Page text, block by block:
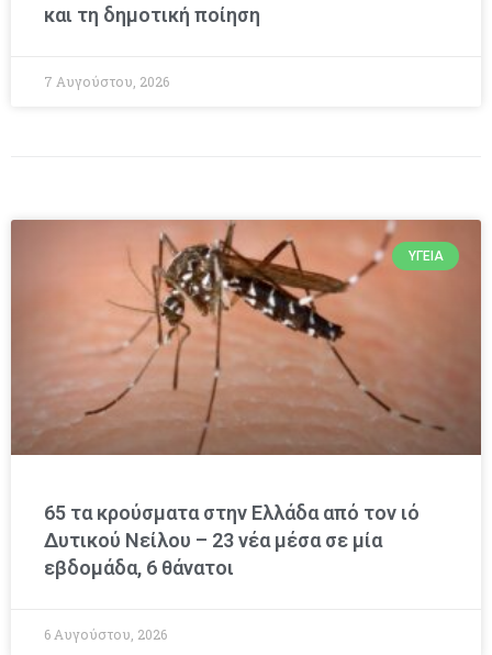
και τη δημοτική ποίηση
7 Αυγούστου, 2026
ΥΓΕΊΑ
65 τα κρούσματα στην Ελλάδα από τον ιό
Δυτικού Νείλου – 23 νέα μέσα σε μία
εβδομάδα, 6 θάνατοι
6 Αυγούστου, 2026